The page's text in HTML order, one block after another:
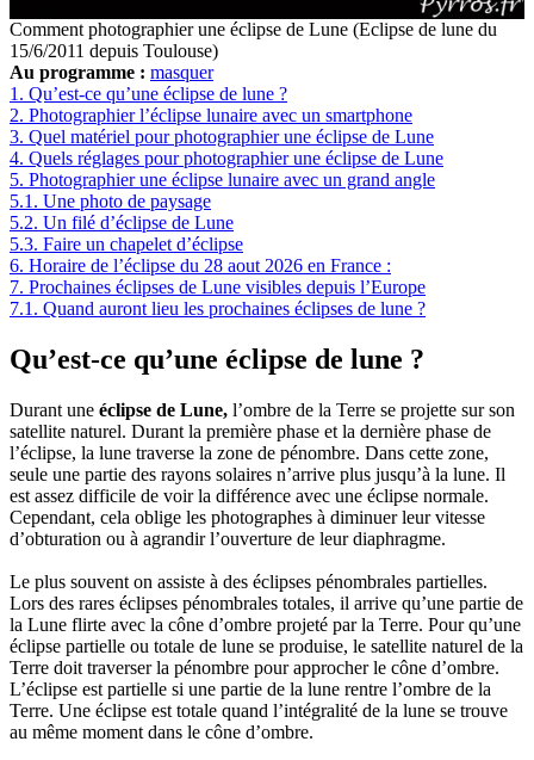
Comment photographier une éclipse de Lune (Eclipse de lune du
15/6/2011 depuis Toulouse)
Au programme : masquer
1. Qu’est-ce qu’une éclipse de lune ?
2. Photographier l’éclipse lunaire avec un smartphone
3. Quel matériel pour photographier une éclipse de Lune
4. Quels réglages pour photographier une éclipse de Lune
5. Photographier une éclipse lunaire avec un grand angle
5.1. Une photo de paysage
5.2. Un filé d’éclipse de Lune
5.3. Faire un chapelet d’éclipse
6. Horaire de l’éclipse du 28 aout 2026 en France :
7. Prochaines éclipses de Lune visibles depuis l’Europe
7.1. Quand auront lieu les prochaines éclipses de lune ?
Qu’est-ce qu’une éclipse de lune ?
Durant une éclipse de Lune, l’ombre de la Terre se projette sur son
satellite naturel. Durant la première phase et la dernière phase de
l’éclipse, la lune traverse la zone de pénombre. Dans cette zone,
seule une partie des rayons solaires n’arrive plus jusqu’à la lune. Il
est assez difficile de voir la différence avec une éclipse normale.
Cependant, cela oblige les photographes à diminuer leur vitesse
d’obturation ou à agrandir l’ouverture de leur diaphragme.
Le plus souvent on assiste à des éclipses pénombrales partielles.
Lors des rares éclipses pénombrales totales, il arrive qu’une partie de
la Lune flirte avec la cône d’ombre projeté par la Terre. Pour qu’une
éclipse partielle ou totale de lune se produise, le satellite naturel de la
Terre doit traverser la pénombre pour approcher le cône d’ombre.
L’éclipse est partielle si une partie de la lune rentre l’ombre de la
Terre. Une éclipse est totale quand l’intégralité de la lune se trouve
au même moment dans le cône d’ombre.